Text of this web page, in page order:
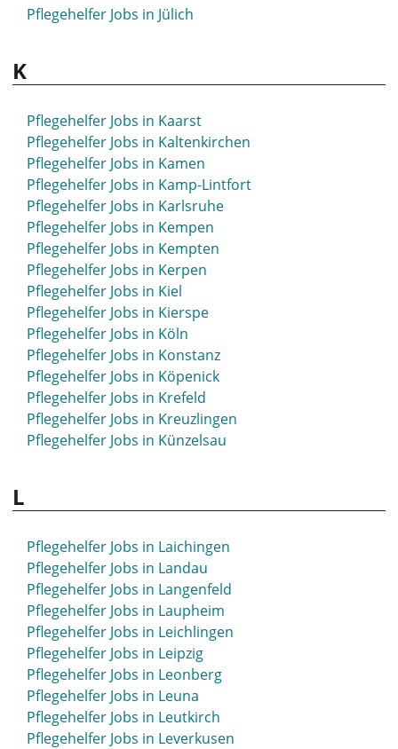
Pflegehelfer Jobs in Jülich
K
Pflegehelfer Jobs in Kaarst
Pflegehelfer Jobs in Kaltenkirchen
Pflegehelfer Jobs in Kamen
Pflegehelfer Jobs in Kamp-Lintfort
Pflegehelfer Jobs in Karlsruhe
Pflegehelfer Jobs in Kempen
Pflegehelfer Jobs in Kempten
Pflegehelfer Jobs in Kerpen
Pflegehelfer Jobs in Kiel
Pflegehelfer Jobs in Kierspe
Pflegehelfer Jobs in Köln
Pflegehelfer Jobs in Konstanz
Pflegehelfer Jobs in Köpenick
Pflegehelfer Jobs in Krefeld
Pflegehelfer Jobs in Kreuzlingen
Pflegehelfer Jobs in Künzelsau
L
Pflegehelfer Jobs in Laichingen
Pflegehelfer Jobs in Landau
Pflegehelfer Jobs in Langenfeld
Pflegehelfer Jobs in Laupheim
Pflegehelfer Jobs in Leichlingen
Pflegehelfer Jobs in Leipzig
Pflegehelfer Jobs in Leonberg
Pflegehelfer Jobs in Leuna
Pflegehelfer Jobs in Leutkirch
Pflegehelfer Jobs in Leverkusen